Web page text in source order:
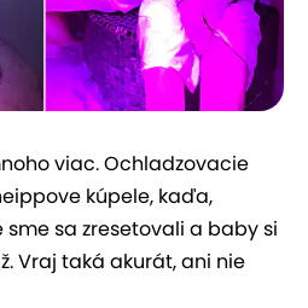
viac. Ochladzovacie
kúpele, kaďa,
sa zresetovali a baby si
Vraj taká akurát, ani nie